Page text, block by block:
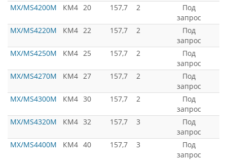
MX/MS4200M
КМ4 20 157,7 2
Под
запрос
MX/MS4220M
КМ4 22 157,7 2
Под
запрос
MX/MS4250M
КМ4 25 157,7 2
Под
запрос
MX/MS4270M
КМ4 27 157,7 2
Под
запрос
MX/MS4300M
КМ4 30 157,7 2
Под
запрос
MX/MS4320M
КМ4 32 157,7 3
Под
запрос
MX/MS4400M
КМ4 40 157,7 3
Под
запрос